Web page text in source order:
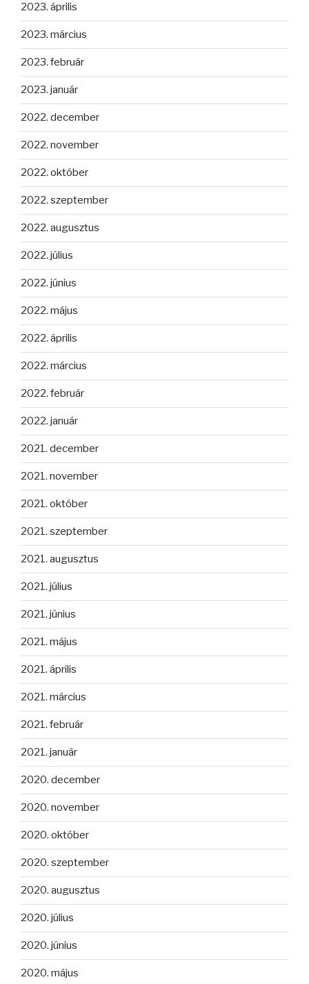
2023. április
2023. március
2023. február
2023. január
2022. december
2022. november
2022. október
2022. szeptember
2022. augusztus
2022. július
2022. június
2022. május
2022. április
2022. március
2022. február
2022. január
2021. december
2021. november
2021. október
2021. szeptember
2021. augusztus
2021. július
2021. június
2021. május
2021. április
2021. március
2021. február
2021. január
2020. december
2020. november
2020. október
2020. szeptember
2020. augusztus
2020. július
2020. június
2020. május